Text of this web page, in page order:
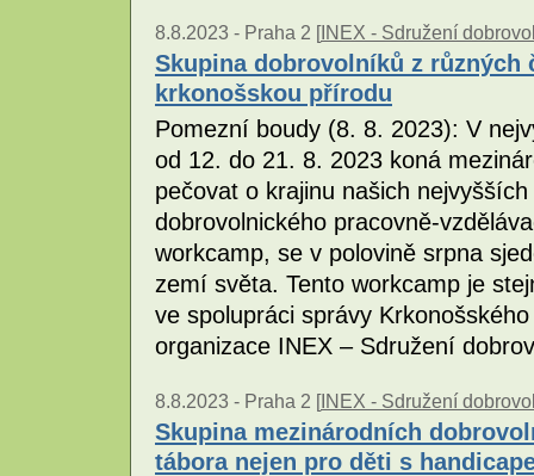
8.8.2023 - Praha 2 [INEX - Sdružení
Skupina dobrovolníků z různých
krkonošskou přírodu
Pomezní boudy (8. 8. 2023): V
od 12. do 21. 8. 2023 koná
pečovat o krajinu našich
dobrovolnického pracovně-
workcamp, se v polovině srpna
zemí světa. Tento workcamp je
ve spolupráci správy
organizace INEX – Sdružení
8.8.2023 - Praha 2 [INEX - Sdružení
Skupina mezinárodních
tábora nejen pro děti s